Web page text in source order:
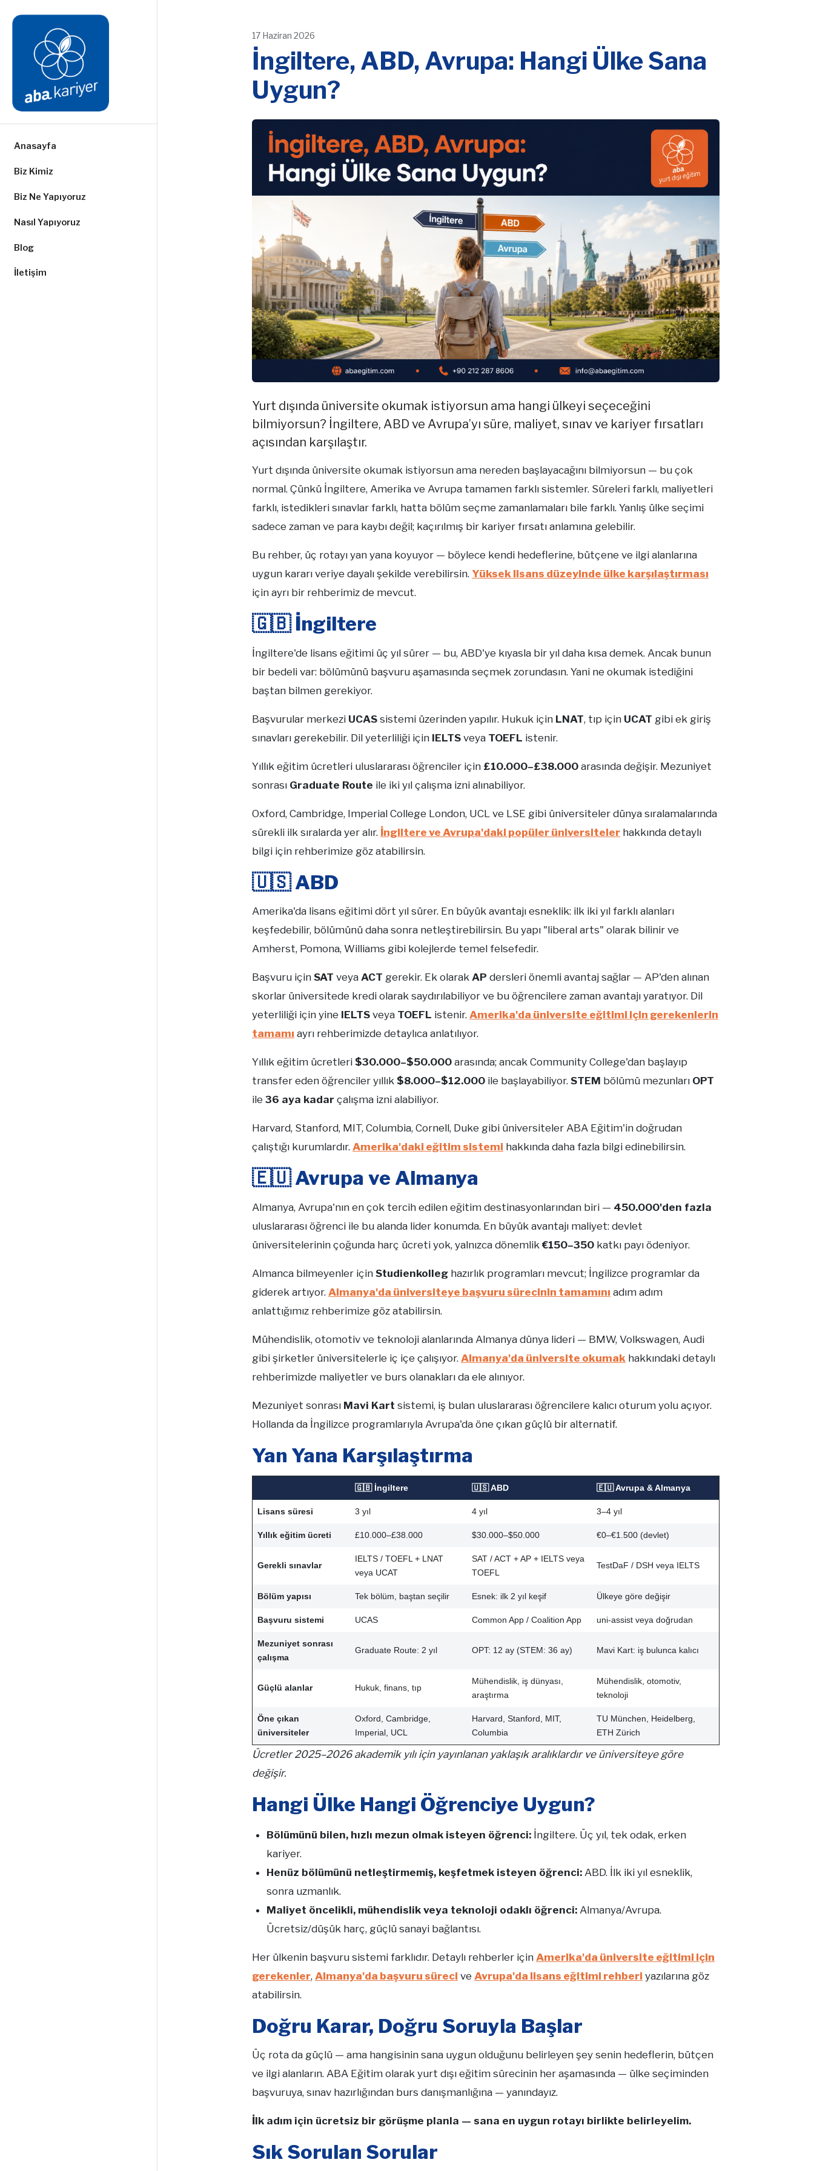
Anasayfa
Biz Kimiz
Biz Ne Yapıyoruz
Nasıl Yapıyoruz
Blog
İletişim
17 Haziran 2026
İngiltere, ABD, Avrupa: Hangi Ülke Sana
Uygun?
Yurt dışında üniversite okumak istiyorsun ama hangi ülkeyi seçeceğini
bilmiyorsun? İngiltere, ABD ve Avrupa’yı süre, maliyet, sınav ve kariyer fırsatları
açısından karşılaştır.
Yurt dışında üniversite okumak istiyorsun ama nereden başlayacağını bilmiyorsun — bu çok
normal. Çünkü İngiltere, Amerika ve Avrupa tamamen farklı sistemler. Süreleri farklı, maliyetleri
farklı, istedikleri sınavlar farklı, hatta bölüm seçme zamanlamaları bile farklı. Yanlış ülke seçimi
sadece zaman ve para kaybı değil; kaçırılmış bir kariyer fırsatı anlamına gelebilir.
Bu rehber, üç rotayı yan yana koyuyor — böylece kendi hedeflerine, bütçene ve ilgi alanlarına
uygun kararı veriye dayalı şekilde verebilirsin. Yüksek lisans düzeyinde ülke karşılaştırması
için ayrı bir rehberimiz de mevcut.
🇬🇧 İngiltere
İngiltere'de lisans eğitimi üç yıl sürer — bu, ABD'ye kıyasla bir yıl daha kısa demek. Ancak bunun
bir bedeli var: bölümünü başvuru aşamasında seçmek zorundasın. Yani ne okumak istediğini
baştan bilmen gerekiyor.
Başvurular merkezi UCAS sistemi üzerinden yapılır. Hukuk için LNAT, tıp için UCAT gibi ek giriş
sınavları gerekebilir. Dil yeterliliği için IELTS veya TOEFL istenir.
Yıllık eğitim ücretleri uluslararası öğrenciler için £10.000–£38.000 arasında değişir. Mezuniyet
sonrası Graduate Route ile iki yıl çalışma izni alınabiliyor.
Oxford, Cambridge, Imperial College London, UCL ve LSE gibi üniversiteler dünya sıralamalarında
sürekli ilk sıralarda yer alır. İngiltere ve Avrupa'daki popüler üniversiteler hakkında detaylı
bilgi için rehberimize göz atabilirsin.
🇺🇸 ABD
Amerika'da lisans eğitimi dört yıl sürer. En büyük avantajı esneklik: ilk iki yıl farklı alanları
keşfedebilir, bölümünü daha sonra netleştirebilirsin. Bu yapı "liberal arts" olarak bilinir ve
Amherst, Pomona, Williams gibi kolejlerde temel felsefedir.
Başvuru için SAT veya ACT gerekir. Ek olarak AP dersleri önemli avantaj sağlar — AP'den alınan
skorlar üniversitede kredi olarak saydırılabiliyor ve bu öğrencilere zaman avantajı yaratıyor. Dil
yeterliliği için yine IELTS veya TOEFL istenir. Amerika'da üniversite eğitimi için gerekenlerin
tamamı ayrı rehberimizde detaylıca anlatılıyor.
Yıllık eğitim ücretleri $30.000–$50.000 arasında; ancak Community College'dan başlayıp
transfer eden öğrenciler yıllık $8.000–$12.000 ile başlayabiliyor. STEM bölümü mezunları OPT
ile 36 aya kadar çalışma izni alabiliyor.
Harvard, Stanford, MIT, Columbia, Cornell, Duke gibi üniversiteler ABA Eğitim'in doğrudan
çalıştığı kurumlardır. Amerika'daki eğitim sistemi hakkında daha fazla bilgi edinebilirsin.
🇪🇺 Avrupa ve Almanya
Almanya, Avrupa'nın en çok tercih edilen eğitim destinasyonlarından biri — 450.000'den fazla
uluslararası öğrenci ile bu alanda lider konumda. En büyük avantajı maliyet: devlet
üniversitelerinin çoğunda harç ücreti yok, yalnızca dönemlik €150–350 katkı payı ödeniyor.
Almanca bilmeyenler için Studienkolleg hazırlık programları mevcut; İngilizce programlar da
giderek artıyor. Almanya'da üniversiteye başvuru sürecinin tamamını adım adım
anlattığımız rehberimize göz atabilirsin.
Mühendislik, otomotiv ve teknoloji alanlarında Almanya dünya lideri — BMW, Volkswagen, Audi
gibi şirketler üniversitelerle iç içe çalışıyor. Almanya'da üniversite okumak hakkındaki detaylı
rehberimizde maliyetler ve burs olanakları da ele alınıyor.
Mezuniyet sonrası Mavi Kart sistemi, iş bulan uluslararası öğrencilere kalıcı oturum yolu açıyor.
Hollanda da İngilizce programlarıyla Avrupa'da öne çıkan güçlü bir alternatif.
Yan Yana Karşılaştırma
🇬🇧 İngiltere 🇺🇸 ABD 🇪🇺 Avrupa & Almanya
Lisans süresi 3 yıl 4 yıl 3–4 yıl
Yıllık eğitim ücreti £10.000–£38.000 $30.000–$50.000 €0–€1.500 (devlet)
Gerekli sınavlar
IELTS / TOEFL + LNAT
veya UCAT
SAT / ACT + AP + IELTS veya
TOEFL
TestDaF / DSH veya IELTS
Bölüm yapısı Tek bölüm, baştan seçilir Esnek: ilk 2 yıl keşif Ülkeye göre değişir
Başvuru sistemi UCAS Common App / Coalition App uni-assist veya doğrudan
Mezuniyet sonrası
çalışma
Graduate Route: 2 yıl OPT: 12 ay (STEM: 36 ay) Mavi Kart: iş bulunca kalıcı
Güçlü alanlar Hukuk, finans, tıp
Mühendislik, iş dünyası,
araştırma
Mühendislik, otomotiv,
teknoloji
Öne çıkan
üniversiteler
Oxford, Cambridge,
Imperial, UCL
Harvard, Stanford, MIT,
Columbia
TU München, Heidelberg,
ETH Zürich
Ücretler 2025–2026 akademik yılı için yayınlanan yaklaşık aralıklardır ve üniversiteye göre
değişir.
Hangi Ülke Hangi Öğrenciye Uygun?
Bölümünü bilen, hızlı mezun olmak isteyen öğrenci: İngiltere. Üç yıl, tek odak, erken
kariyer.
Henüz bölümünü netleştirmemiş, keşfetmek isteyen öğrenci: ABD. İlk iki yıl esneklik,
sonra uzmanlık.
Maliyet öncelikli, mühendislik veya teknoloji odaklı öğrenci: Almanya/Avrupa.
Ücretsiz/düşük harç, güçlü sanayi bağlantısı.
Her ülkenin başvuru sistemi farklıdır. Detaylı rehberler için Amerika'da üniversite eğitimi için
gerekenler, Almanya'da başvuru süreci ve Avrupa'da lisans eğitimi rehberi yazılarına göz
atabilirsin.
Doğru Karar, Doğru Soruyla Başlar
Üç rota da güçlü — ama hangisinin sana uygun olduğunu belirleyen şey senin hedeflerin, bütçen
ve ilgi alanların. ABA Eğitim olarak yurt dışı eğitim sürecinin her aşamasında — ülke seçiminden
başvuruya, sınav hazırlığından burs danışmanlığına — yanındayız.
İlk adım için ücretsiz bir görüşme planla — sana en uygun rotayı birlikte belirleyelim.
Sık Sorulan Sorular